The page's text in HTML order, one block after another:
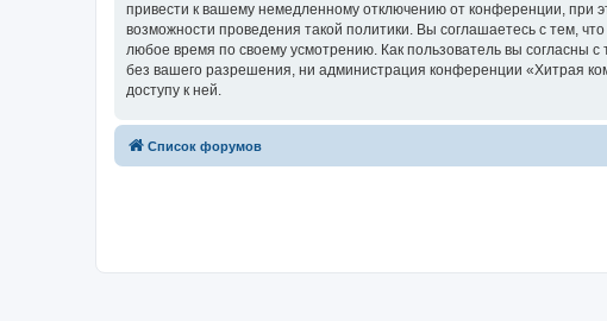
привести к вашему немедленному отключению от конференции, при
возможности проведения такой политики. Вы соглашаетесь с тем,
любое время по своему усмотрению. Как пользователь вы согласны
без вашего разрешения, ни администрация конференции «Хитрая
доступу к ней.
Список форумов